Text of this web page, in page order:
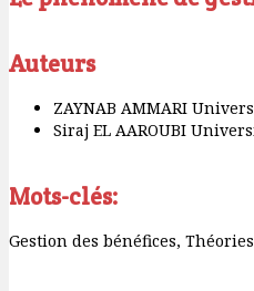
Auteurs
ZAYNAB AMMARI
Siraj EL AAROUBI
Mots-clés:
Gestion des bénéfices,